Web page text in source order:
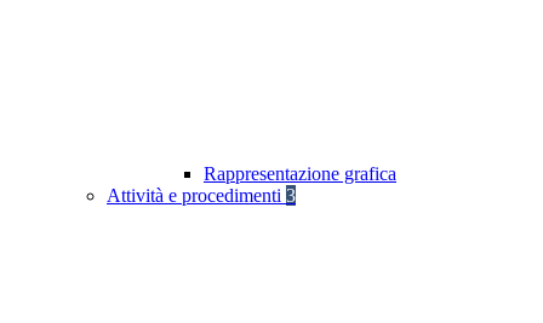
Rappresentazione grafica
Attività e procedimenti 3